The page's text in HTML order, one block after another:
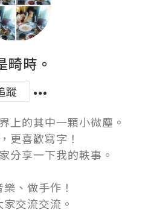
畸時。
蹤
上的其中一顆小微麈。
更喜歡寫字！
分享一下我的軼事。
、做手作！
交流交流。